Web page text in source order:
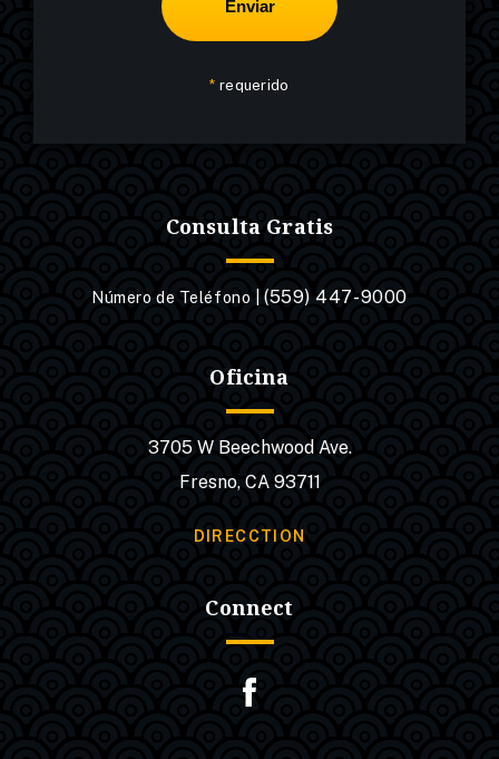
* requerido
Consulta Gratis
Número de Teléfono | (559) 447-9000
Oficina
3705 W Beechwood Ave.
Fresno, CA 93711
DIRECCTION
Connect